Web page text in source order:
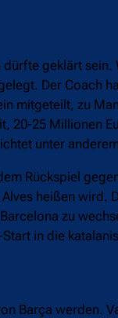
geklärt
Der Coach
mitgeteilt, zu
20-25 Millionen
unter
Rückspiel
heißen
zu
in die
Barça werden.